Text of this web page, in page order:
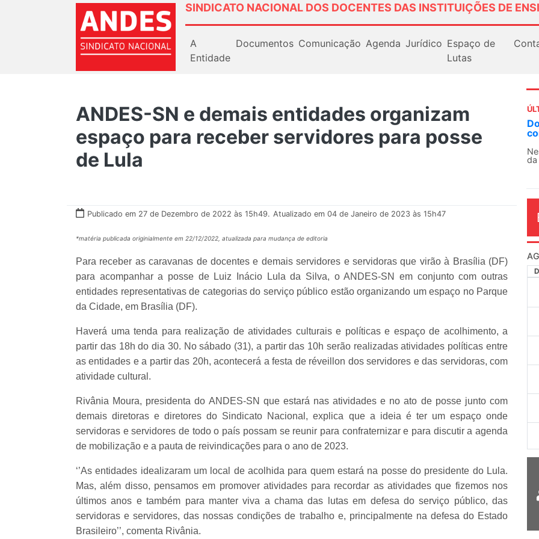
SINDICATO NACIONAL DOS DOCENTES DAS INSTITUIÇÕES DE
A
Entidade
Documentos Comunicação Agenda Jurídico Espaço de
Lutas
ANDES-SN e demais entidades organizam
espaço para receber servidores para posse
de Lula
Publicado em 27 de Dezembro de 2022 às 15h49. Atualizado em 04 de Janeiro de 2023 às 15h47
*matéria publicada originialmente em 22/12/2022, atualizada para mudança de editoria
Para receber as caravanas de docentes e demais servidores e servidoras que virão à Brasília (DF)
para acompanhar a posse de Luiz Inácio Lula da Silva, o ANDES-SN em conjunto com outras
entidades representativas de categorias do serviço público estão organizando um espaço no Parque
da Cidade, em Brasília (DF).
Haverá uma tenda para realização de atividades culturais e políticas e espaço de acolhimento, a
partir das 18h do dia 30. No sábado (31), a partir das 10h serão realizadas atividades políticas entre
as entidades e a partir das 20h, acontecerá a festa de réveillon dos servidores e das servidoras, com
atividade cultural.
Rivânia Moura, presidenta do ANDES-SN que estará nas atividades e no ato de posse junto com
demais diretoras e diretores do Sindicato Nacional, explica que a ideia é ter um espaço onde
servidoras e servidores de todo o país possam se reunir para confraternizar e para discutir a agenda
de mobilização e a pauta de reivindicações para o ano de 2023.
‘’As entidades idealizaram um local de acolhida para quem estará na posse do presidente do Lula.
Mas, além disso, pensamos em promover atividades para recordar as atividades que fizemos nos
últimos anos e também para manter viva a chama das lutas em defesa do serviço público, das
servidoras e servidores, das nossas condições de trabalho e, principalmente na defesa do Estado
Brasileiro’’, comenta Rivânia.
da